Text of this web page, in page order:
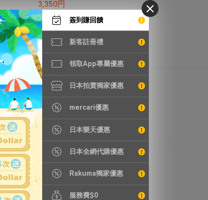
簽到賺回饋
新客註冊禮
領取App專屬優惠
日本拍賣獨家優惠
mercari優惠
日本樂天優惠
日本全網代購優惠
Rakuma獨家優惠
服務費$0
3,350円
HK175.9元
4,920円
HK258.3元
4,280円
HK224.7元